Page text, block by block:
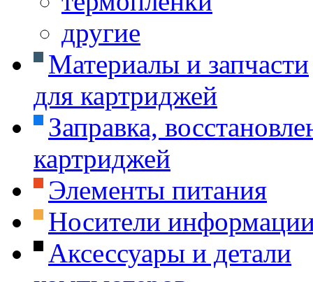
другие
Материалы и запчасти
для картриджей
Заправка,
картриджей
Элементы питания
Носители
Аксессуары и детали